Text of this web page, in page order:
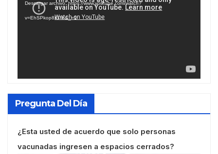
vídeo
Descargar archivo: https://www.youtube.com/watch?
v=EhSPkop8KPY&_=1
Pregunta Del Día
¿Esta usted de acuerdo que solo personas
vacunadas ingresen a espacios cerrados?